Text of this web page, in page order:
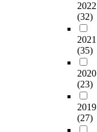
2022
(32)
2021
(35)
2020
(23)
2019
(27)